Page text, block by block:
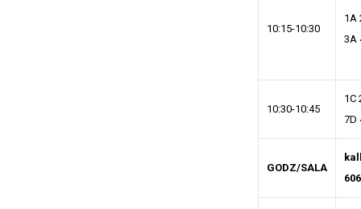
10:15-10:30
1A
3A
10:30-10:45
1C
7D
GODZ/SALA
606